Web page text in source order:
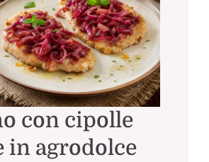
con cipolle
in agrodolce